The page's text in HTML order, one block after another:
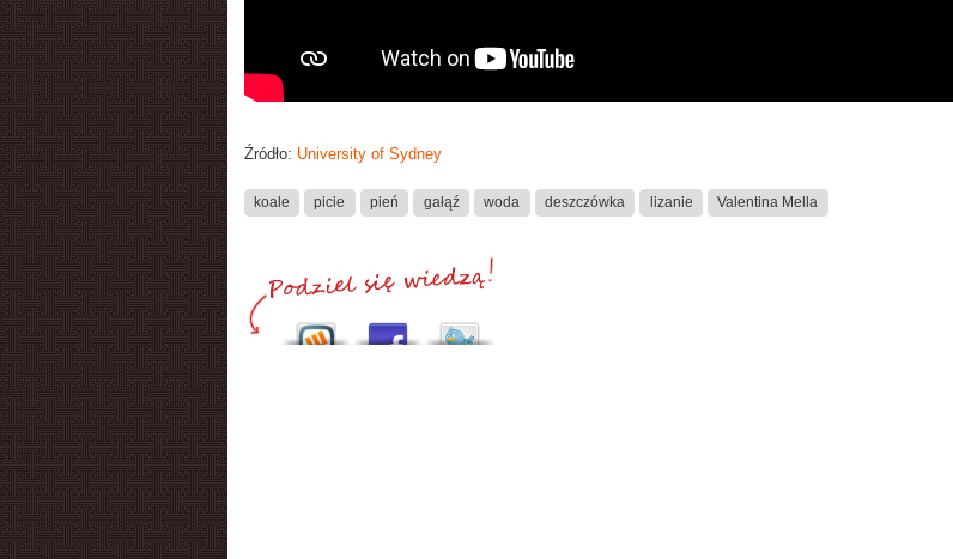
Źródło: University of Sydney
koale picie pień gałąź woda deszczówka lizanie Valentina Mella